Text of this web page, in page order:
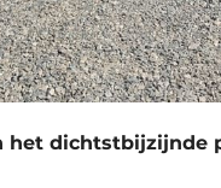
het dichtstbijzijnde